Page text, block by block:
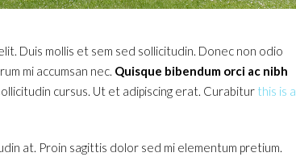
Duis mollis et sem sed sollicitudin. Donec non odio
mi accumsan nec. Quisque bibendum orci ac nibh
cursus. Ut et adipiscing erat. Curabitur this is a
at. Proin sagittis dolor sed mi elementum pretium.